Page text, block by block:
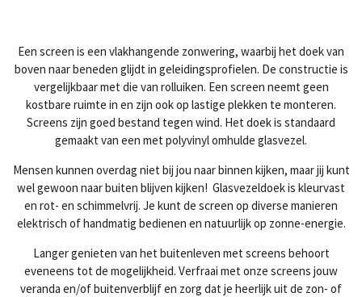
Een screen is een vlakhangende zonwering, waarbij het doek van
boven naar beneden glijdt in geleidingsprofielen. De constructie is
vergelijkbaar met die van rolluiken. Een screen neemt geen
kostbare ruimte in en zijn ook op lastige plekken te monteren.
Screens zijn goed bestand tegen wind. Het doek is standaard
gemaakt van een met polyvinyl omhulde glasvezel.
Mensen kunnen overdag niet bij jou naar binnen kijken, maar jij kunt
wel gewoon naar buiten blijven kijken! Glasvezeldoek is kleurvast
en rot- en schimmelvrij. Je kunt de screen op diverse manieren
elektrisch of handmatig bedienen en natuurlijk op zonne-energie.
Langer genieten van het buitenleven met screens behoort
eveneens tot de mogelijkheid. Verfraai met onze screens jouw
veranda en/of buitenverblijf en zorg dat je heerlijk uit de zon- of